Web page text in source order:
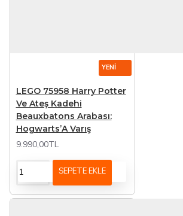
YENI
LEGO 75958 Harry Potter
Ve Ateş Kadehi
Beauxbatons Arabası:
Hogwarts’A Varış
9.990,00TL
SEPETE EKLE